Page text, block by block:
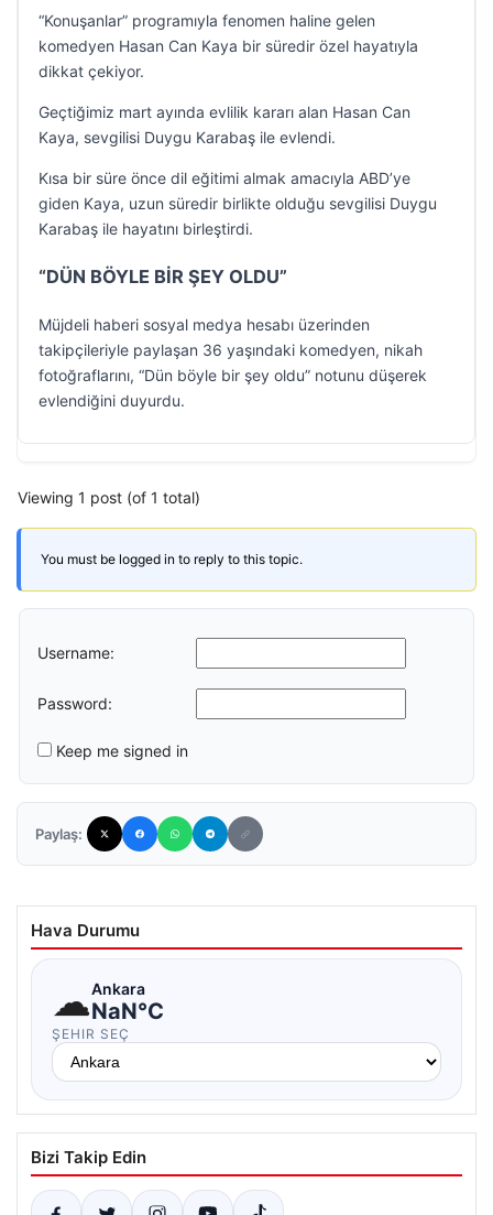
“Konuşanlar” programıyla fenomen haline gelen
komedyen Hasan Can Kaya bir süredir özel hayatıyla
dikkat çekiyor.
Geçtiğimiz mart ayında evlilik kararı alan Hasan Can
Kaya, sevgilisi Duygu Karabaş ile evlendi.
Kısa bir süre önce dil eğitimi almak amacıyla ABD’ye
giden Kaya, uzun süredir birlikte olduğu sevgilisi Duygu
Karabaş ile hayatını birleştirdi.
“DÜN BÖYLE BİR ŞEY OLDU”
Müjdeli haberi sosyal medya hesabı üzerinden
takipçileriyle paylaşan 36 yaşındaki komedyen, nikah
fotoğraflarını, “Dün böyle bir şey oldu” notunu düşerek
evlendiğini duyurdu.
Viewing 1 post (of 1 total)
You must be logged in to reply to this topic.
Username:
Password:
Keep me signed in
Paylaş:
Hava Durumu
☁Ankara
NaN°C
ŞEHIR SEÇ
Bizi Takip Edin